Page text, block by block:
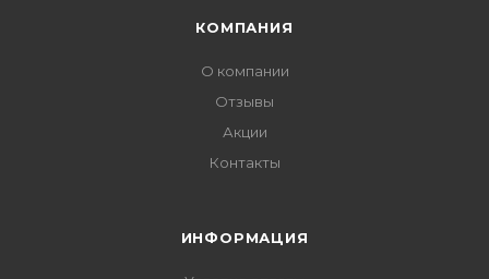
КОМПАНИЯ
О компании
Отзывы
Акции
Контакты
ИНФОРМАЦИЯ